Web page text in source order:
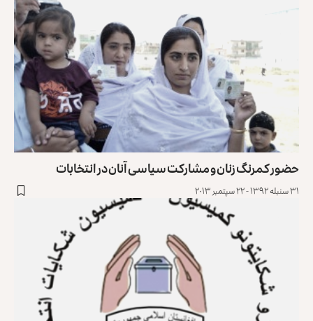
حضور کمرنگ زنان و مشارکت سیاسی آنان در انتخابات
۳۱ سنبله ۱۳۹۲ - ۲۲ سپتمبر ۲۰۱۳